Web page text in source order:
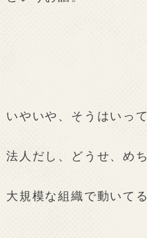
いやいや、そうはいっ
法人だし、どうせ、め
大規模な組織で動いて